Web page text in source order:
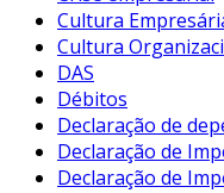
Cultura
Cultura
DAS
Débitos
Declaração de
Declaração de
Declaração de